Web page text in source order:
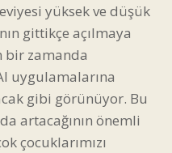
yüksek ve düşük
gittikçe açılmaya
bir zamanda
uygulamalarına
gibi görünüyor. Bu
artacağının önemli
çocuklarımızı